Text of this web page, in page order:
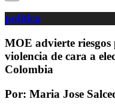
política
MOE advierte
violencia de cara a
Colombia
Por: Maria Jose